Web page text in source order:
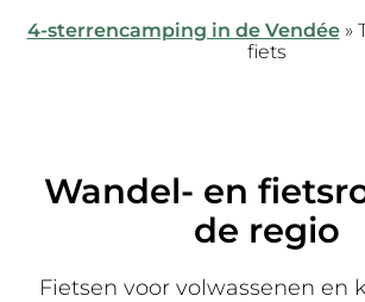
4-sterrencamping in de Vendée»
fiets
Wandel- en
de regio
Fietsen voor volwassenen en